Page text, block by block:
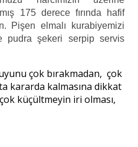
175 derece fırında hafif
Pişen elmalı kurabiyemizi
pudra şekeri serpip servis
çok bırakmadan, çok
kararda kalmasına dikkat
küçültmeyin iri olması,